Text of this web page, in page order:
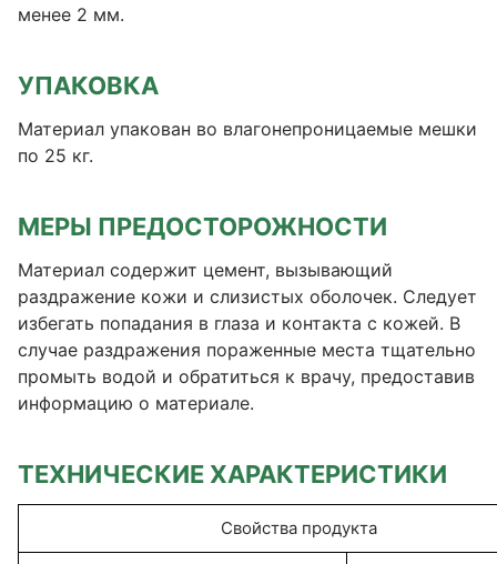
менее 2 мм.
УПАКОВКА
Материал упакован во влагонепроницаемые мешки
по 25 кг.
МЕРЫ ПРЕДОСТОРОЖНОСТИ
Материал содержит цемент, вызывающий
раздражение кожи и слизистых оболочек. Следует
избегать попадания в глаза и контакта с кожей. В
случае раздражения пораженные места тщательно
промыть водой и обратиться к врачу, предоставив
информацию о материале.
ТЕХНИЧЕСКИЕ ХАРАКТЕРИСТИКИ
Свойства продукта